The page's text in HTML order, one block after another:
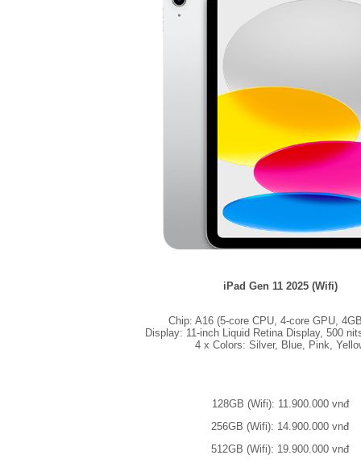
iPad Gen 11 2025 (Wifi)
Chip: A16 (5-core CPU, 4-core GPU,
Display: 11-inch Liquid Retina Display, 500
4 x Colors: Silver, Blue, Pink,
128GB (Wifi): 11.900.000 vnđ
256GB (Wifi): 14.900.000 vnđ
512GB (Wifi): 19.900.000 vnđ